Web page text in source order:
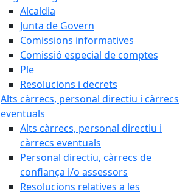
Alcaldia
Junta de Govern
Comissions informatives
Comissió especial de comptes
Ple
Resolucions i decrets
Alts càrrecs, personal directiu i càrrecs
eventuals
Alts càrrecs, personal directiu i
càrrecs eventuals
Personal directiu, càrrecs de
confiança i/o assessors
Resolucions relatives a les